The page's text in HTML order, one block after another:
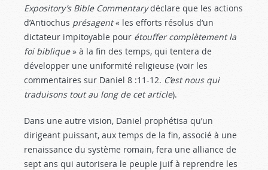
Expository’s Bible Commentarydéclare que les actions
d’Antiochus présagent« les efforts résolus d’un
dictateur impitoyable pour étouffer complètement la
foi biblique» à la fin des temps, qui tentera de
développer une uniformité religieuse (voir les
commentaires sur Daniel 8 :11-12. C’est nous qui
traduisons tout au long de cet article).
Dans une autre vision, Daniel prophétisa qu’un
dirigeant puissant, aux temps de la fin, associé à une
renaissance du système romain, fera une alliance de
sept ans qui autorisera le peuple juif à reprendre les